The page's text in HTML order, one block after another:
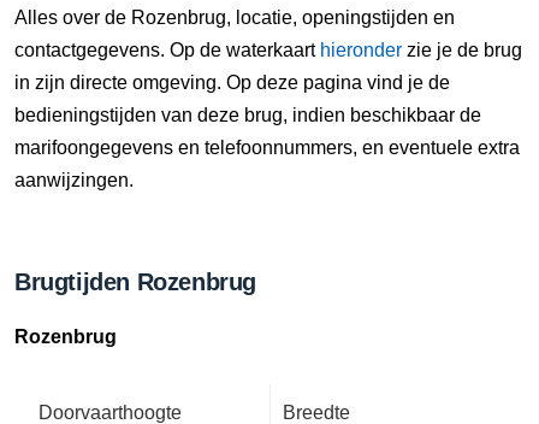
Alles over de Rozenbrug, locatie, openingstijden en
contactgegevens. Op de waterkaart hieronder zie je de brug
in zijn directe omgeving. Op deze pagina vind je de
bedieningstijden van deze brug, indien beschikbaar de
marifoongegevens en telefoonnummers, en eventuele extra
aanwijzingen.
Brugtijden Rozenbrug
Rozenbrug
Doorvaarthoogte Breedte